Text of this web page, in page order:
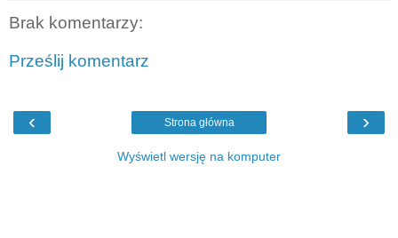
Brak komentarzy:
Prześlij komentarz
‹ ›
Strona główna
Wyświetl wersję na komputer